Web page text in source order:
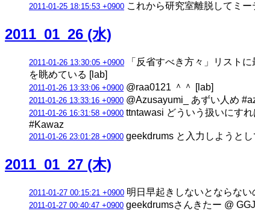
2011-01-25 18:15:53 +0900 これから研究室離脱してミ
2011_01_26 (水)
2011-01-26 13:30:05 +0900 「反省すべき方々」リスト
を眺めている [lab]
2011-01-26 13:33:06 +0900 @raa0121 ＾＾ [lab]
2011-01-26 13:33:16 +0900 @Azusayumi_ あずい人め
2011-01-26 16:31:58 +0900 ttntawasi どういう扱いにす
#Kawaz
2011-01-26 23:01:28 +0900 geekdrums と入力しようと
2011_01_27 (木)
2011-01-27 00:15:21 +0900 明日早起きしないとならな
2011-01-27 00:40:47 +0900 geekdrumsさんきたー @